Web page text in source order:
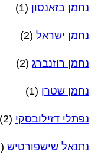
נחמן בזאנסון (1)
נחמן ישראל (2)
נחמן רוזנברג (2)
נחמן שטרן (1)
נפתלי דזילובסקי (2)
נתנאל שישפורטיש (1)